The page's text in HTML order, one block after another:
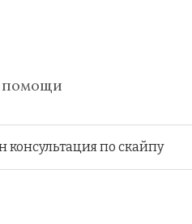
помощи
консультация по скайпу